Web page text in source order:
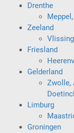
Drenthe
Meppel ,
Zeeland
Friesland
Gelderland
Zwolle,
Limburg
Groningen